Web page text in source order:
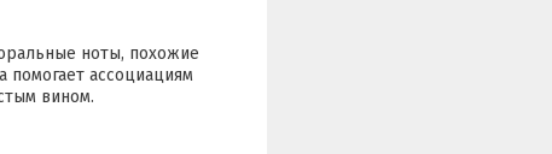
ноты, похожие
помогает ассоциациям
вином.